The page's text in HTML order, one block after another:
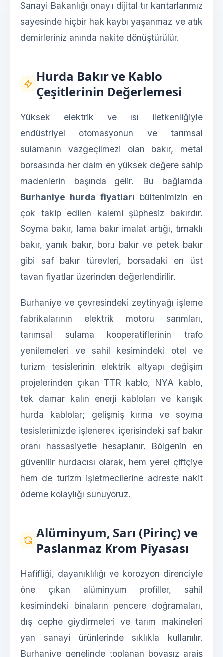
Sanayi Bakanlığı onaylı dijital tır kantarlarımız
sayesinde hiçbir hak kaybı yaşanmaz ve atık
demirleriniz anında nakite dönüştürülür.
Hurda Bakır ve Kablo
Çeşitlerinin Değerlemesi
Yüksek elektrik ve ısı iletkenliğiyle
endüstriyel otomasyonun ve tarımsal
sulamanın vazgeçilmezi olan bakır, metal
borsasında her daim en yüksek değere sahip
madenlerin başında gelir. Bu bağlamda
Burhaniye hurda fiyatları bültenimizin en
çok takip edilen kalemi şüphesiz bakırdır.
Soyma bakır, lama bakır imalat artığı, tırnaklı
bakır, yanık bakır, boru bakır ve petek bakır
gibi saf bakır türevleri, borsadaki en üst
tavan fiyatlar üzerinden değerlendirilir.
Burhaniye ve çevresindeki zeytinyağı işleme
fabrikalarının elektrik motoru sarımları,
tarımsal sulama kooperatiflerinin trafo
yenilemeleri ve sahil kesimindeki otel ve
turizm tesislerinin elektrik altyapı değişim
projelerinden çıkan TTR kablo, NYA kablo,
tek damar kalın enerji kabloları ve karışık
hurda kablolar; gelişmiş kırma ve soyma
tesislerimizde işlenerek içerisindeki saf bakır
oranı hassasiyetle hesaplanır. Bölgenin en
güvenilir hurdacısı olarak, hem yerel çiftçiye
hem de turizm işletmecilerine adreste nakit
ödeme kolaylığı sunuyoruz.
Alüminyum, Sarı (Pirinç) ve
Paslanmaz Krom Piyasası
Hafifliği, dayanıklılığı ve korozyon direnciyle
öne çıkan alüminyum profiller, sahil
kesimindeki binaların pencere doğramaları,
dış cephe giydirmeleri ve tarım makineleri
yan sanayi ürünlerinde sıklıkla kullanılır.
Burhaniye genelinde toplanan boyasız araiş